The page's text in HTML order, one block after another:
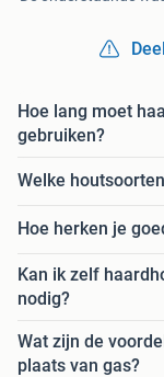
Hoe lang moet
gebruiken?
Welke
Hoe herken je
Kan ik zelf
nodig?
Wat zijn de
plaats van gas?